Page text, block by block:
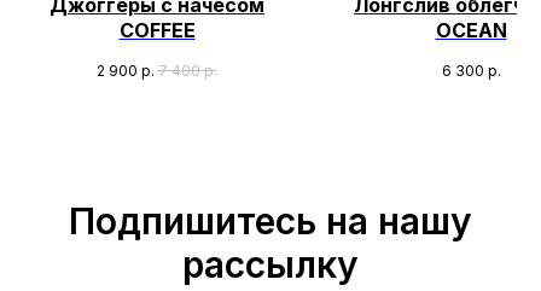
COFFEE
2 900 р. 7 400 р.
OCEAN
6 300 р.
Подпишитесь на нашу
рассылку